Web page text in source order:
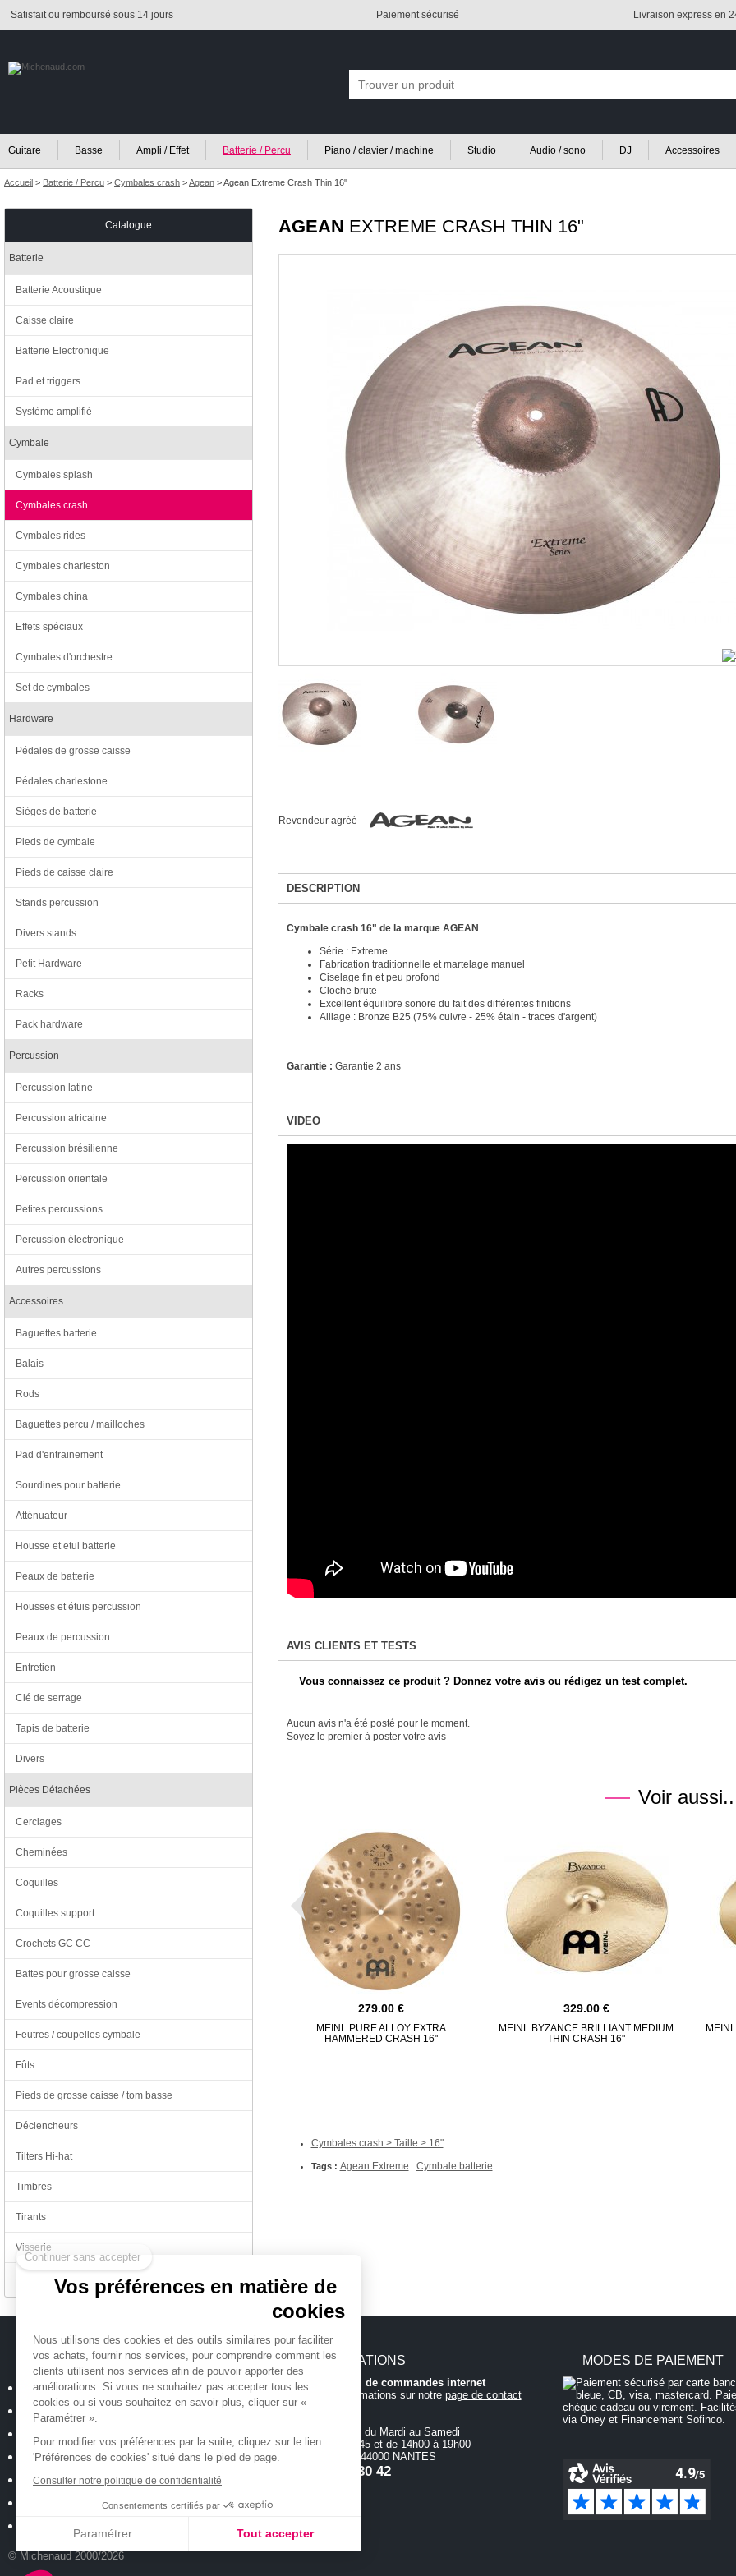
Continuer sans accepter
Vos préférences en matière de
cookies
Nous utilisons des cookies et des outils similaires pour faciliter
vos achats, fournir nos services, pour comprendre comment les
clients utilisent nos services afin de pouvoir apporter des
améliorations. Si vous ne souhaitez pas accepter tous les
cookies ou si vous souhaitez en savoir plus, cliquer sur «
Paramétrer ».
Pour modifier vos préférences par la suite, cliquez sur le lien
'Préférences de cookies' situé dans le pied de page.
Consulter notre politique de confidentialité
Consentements certifiés par
Paramétrer Tout accepter
Axeptio consent
Satisfait ou remboursé sous 14 jours Paiement sécurisé Livraison express en
Guitare Basse Ampli / Effet Batterie / Percu Piano / clavier / machine Studio Audio / sono DJ Accessoires
Accueil > Batterie / Percu > Cymbales crash >Agean >Agean Extreme Crash Thin 16"
AGEAN EXTREME CRASH THIN 16"
Revendeur agréé
DESCRIPTION
Cymbale crash 16" de la marque AGEAN
Série : Extreme
Fabrication traditionnelle et martelage manuel
Ciselage fin et peu profond
Cloche brute
Excellent équilibre sonore du fait des différentes finitions
Alliage : Bronze B25 (75% cuivre - 25% étain - traces d'argent)
Garantie : Garantie 2 ans
VIDEO
AVIS CLIENTS ET TESTS
Vous connaissez ce produit ? Donnez votre avis ou rédigez un test complet.
Aucun avis n'a été posté pour le moment.
Soyez le premier à poster votre avis
Voir
279.00
MEINL PURE ALLOY EXTRA
HAMMERED CRASH 16"
329.00
MEINL BYZANCE BRILLIANT MEDIUM
THIN CRASH 16"
Cymbales crash > Taille > 16"
Tags : Agean Extreme Cymbale batterie
Catalogue
Batterie
Batterie Acoustique
Caisse claire
Batterie Electronique
Pad et triggers
Système amplifié
Cymbale
Cymbales splash
Cymbales crash
Cymbales rides
Cymbales charleston
Cymbales china
Effets spéciaux
Cymbales d'orchestre
Set de cymbales
Hardware
Pédales de grosse caisse
Pédales charlestone
Sièges de batterie
Pieds de cymbale
Pieds de caisse claire
Stands percussion
Divers stands
Petit Hardware
Racks
Pack hardware
Percussion
Percussion latine
Percussion africaine
Percussion brésilienne
Percussion orientale
Petites percussions
Percussion électronique
Autres percussions
Accessoires
Baguettes batterie
Balais
Rods
Baguettes percu / mailloches
Pad d'entrainement
Sourdines pour batterie
Atténuateur
Housse et etui batterie
Peaux de batterie
Housses et étuis percussion
Peaux de percussion
Entretien
Clé de serrage
Tapis de batterie
Divers
Pièces Détachées
Cerclages
Cheminées
Coquilles
Coquilles support
Crochets GC CC
Battes pour grosse caisse
Events décompression
Feutres / coupelles cymbale
Fûts
Pieds de grosse caisse / tom basse
Déclencheurs
Tilters Hi-hat
Timbres
Tirants
Visserie
MICHENAUD.COM
Qui sommes nous ?
Plan du site
Conditions générales de vente
Politique de confidentialité
Cookies : Vos préférences
© Michenaud 2000/2026
INFORMATIONS
Hotline et suivi de commandes internet
Toutes les informations sur notre page de contact
ouvert du Mardi au Samedi
de 10h00 à 12h45 et de 14h00 à 19h00
18 allée Baco - 44000 NANTES
02 40 35 30 42
MODES DE PAIEMENT